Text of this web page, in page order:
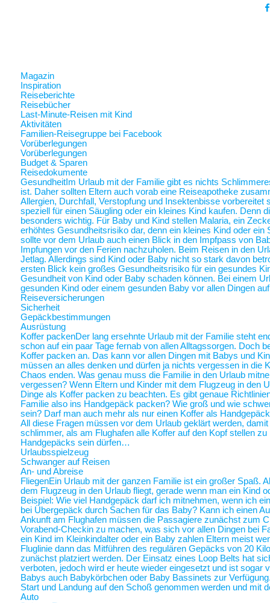
Magazin
Inspiration
Reiseberichte
Reisebücher
Last-Minute-Reisen mit Kind
Aktivitäten
Familien-Reisegruppe bei Facebook
Vorüberlegungen
Vorüberlegungen
Budget & Sparen
Reisedokumente
Gesundheit Im Urlaub mit der Familie gibt es nichts
ist. Daher sollten Eltern auch vorab eine Reiseapotheke
Allergien, Durchfall, Verstopfung und Insektenbisse
speziell für einen Säugling oder ein kleines Kind kaufen. Denn
besonders wichtig. Für Baby und Kind stellen Malaria, ein
erhöhtes Gesundheitsrisiko dar, denn ein kleines Kind oder
sollte vor dem Urlaub auch einen Blick in den Impfpass von
Impfungen vor den Ferien nachzuholen. Beim Reisen in den
Jetlag. Allerdings sind Kind oder Baby nicht so stark davon
ersten Blick kein großes Gesundheitsrisiko für ein gesundes
Gesundheit von Kind oder Baby schaden können. Bei einem
gesunden Kind oder einem gesunden Baby vor allen Dingen
Reiseversicherungen
Sicherheit
Gepäckbestimmungen
Ausrüstung
Koffer packenDer lang ersehnte Urlaub mit der Familie steht
schon auf ein paar Tage fernab von allen Alltagssorgen. Doch
Koffer packen an. Das kann vor allen Dingen mit Babys und
müssen an alles denken und dürfen ja nichts vergessen in die
Chaos enden. Was genau muss die Familie in den Urlaub
vergessen? Wenn Eltern und Kinder mit dem Flugzeug in den
Dinge als Koffer packen zu beachten. Es gibt genaue
Familie also ins Handgepäck packen? Wie groß und wie
sein? Darf man auch mehr als nur einen Koffer als
All diese Fragen müssen vor dem Urlaub geklärt werden,
schlimmer, als am Flughafen alle Koffer auf den Kopf stellen
Handgepäcks sein dürfen…
Urlaubsspielzeug
Schwanger auf Reisen
An- und Abreise
FliegenEin Urlaub mit der ganzen Familie ist ein großer Spaß.
dem Flugzeug in den Urlaub fliegt, gerade wenn man ein Kind
Beispiel: Wie viel Handgepäck darf ich mitnehmen, wenn ich
bei Übergepäck durch Sachen für das Baby? Kann ich einen
Ankunft am Flughafen müssen die Passagiere zunächst zum
Vorabend-Checkin zu machen, was sich vor allen Dingen bei
ein Kind im Kleinkindalter oder ein Baby zahlen Eltern meist
Fluglinie dann das Mitführen des regulären Gepäcks von 20
zunächst platziert werden. Der Einsatz eines Loop Belts hat
verboten, jedoch wird er heute wieder eingesetzt und ist sogar
Babys auch Babykörbchen oder Baby Bassinets zur
Start und Landung auf den Schoß genommen werden und mit
Auto